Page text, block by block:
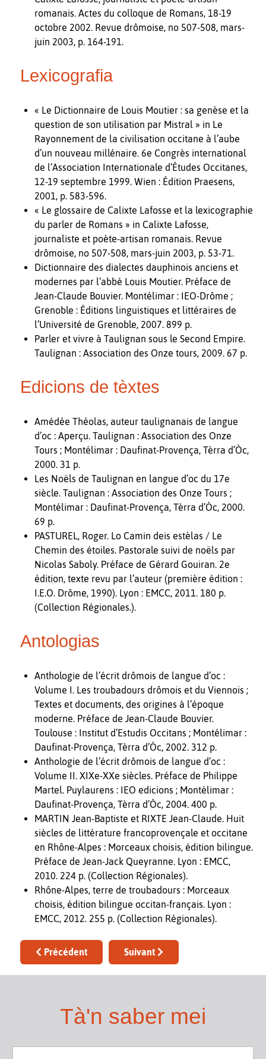
romanais. Actes du colloque de Romans, 18-19
octobre 2002. Revue drômoise, no 507-508, mars-
juin 2003, p. 164-191.
Lexicografia
« Le Dictionnaire de Louis Moutier : sa genèse et la
question de son utilisation par Mistral » in Le
Rayonnement de la civilisation occitane à l’aube
d’un nouveau millénaire. 6e Congrès international
de l’Association Internationale d’Études Occitanes,
12-19 septembre 1999. Wien : Édition Praesens,
2001, p. 583-596.
« Le glossaire de Calixte Lafosse et la lexicographie
du parler de Romans » in Calixte Lafosse,
journaliste et poète-artisan romanais. Revue
drômoise, no 507-508, mars-juin 2003, p. 53-71.
Dictionnaire des dialectes dauphinois anciens et
modernes par l’abbé Louis Moutier. Préface de
Jean-Claude Bouvier. Montélimar : IEO-Drôme ;
Grenoble : Éditions linguistiques et littéraires de
l’Université de Grenoble, 2007. 899 p.
Parler et vivre à Taulignan sous le Second Empire.
Taulignan : Association des Onze tours, 2009. 67 p.
Edicions de tèxtes
Amédée Théolas, auteur taulignanais de langue
d’oc : Aperçu. Taulignan : Association des Onze
Tours ; Montélimar : Daufinat-Provença, Tèrra d’Òc,
2000. 31 p.
Les Noëls de Taulignan en langue d’oc du 17e
siècle. Taulignan : Association des Onze Tours ;
Montélimar : Daufinat-Provença, Tèrra d’Òc, 2000.
69 p.
PASTUREL, Roger. Lo Camin deis estèlas / Le
Chemin des étoiles. Pastorale suivi de noëls par
Nicolas Saboly. Préface de Gérard Gouiran. 2e
édition, texte revu par l’auteur (première édition :
I.E.O. Drôme, 1990). Lyon : EMCC, 2011. 180 p.
(Collection Régionales.).
Antologias
Anthologie de l’écrit drômois de langue d’oc :
Volume I. Les troubadours drômois et du Viennois ;
Textes et documents, des origines à l’époque
moderne. Préface de Jean-Claude Bouvier.
Toulouse : Institut d’Estudis Occitans ; Montélimar :
Daufinat-Provença, Tèrra d’Òc, 2002. 312 p.
Anthologie de l’écrit drômois de langue d’oc :
Volume II. XIXe-XXe siècles. Préface de Philippe
Martel. Puylaurens : IEO edicions ; Montélimar :
Daufinat-Provença, Tèrra d’Òc, 2004. 400 p.
MARTIN Jean-Baptiste et RIXTE Jean-Claude. Huit
siècles de littérature francoprovençale et occitane
en Rhône-Alpes : Morceaux choisis, édition bilingue.
Préface de Jean-Jack Queyranne. Lyon : EMCC,
2010. 224 p. (Collection Régionales).
Rhône-Alpes, terre de troubadours : Morceaux
choisis, édition bilingue occitan-français. Lyon :
EMCC, 2012. 255 p. (Collection Régionales).
Article précédent : Maurici ROMIEU
Précédent Article suivant : Nicolau REI
Suivant
Tà'n saber mei